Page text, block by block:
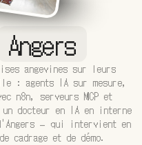
Angers
angevines sur leurs
: agents IA sur mesure,
n8n, serveurs MCP et
un docteur en IA en interne
— qui intervient en
cadrage et de démo.